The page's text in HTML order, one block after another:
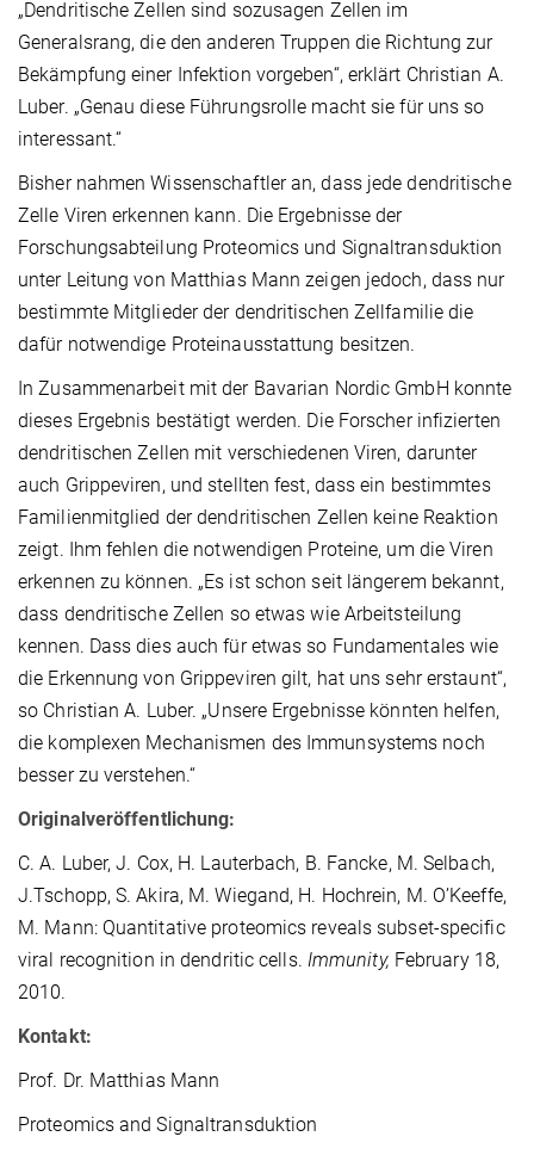
„Dendritische Zellen sind sozusagen Zellen im
Generalsrang, die den anderen Truppen die Richtung zur
Bekämpfung einer Infektion vorgeben“, erklärt Christian A.
Luber. „Genau diese Führungsrolle macht sie für uns so
interessant.“
Bisher nahmen Wissenschaftler an, dass jede dendritische
Zelle Viren erkennen kann. Die Ergebnisse der
Forschungsabteilung Proteomics und Signaltransduktion
unter Leitung von Matthias Mann zeigen jedoch, dass nur
bestimmte Mitglieder der dendritischen Zellfamilie die
dafür notwendige Proteinausstattung besitzen.
In Zusammenarbeit mit der Bavarian Nordic GmbH konnte
dieses Ergebnis bestätigt werden. Die Forscher infizierten
dendritischen Zellen mit verschiedenen Viren, darunter
auch Grippeviren, und stellten fest, dass ein bestimmtes
Familienmitglied der dendritischen Zellen keine Reaktion
zeigt. Ihm fehlen die notwendigen Proteine, um die Viren
erkennen zu können. „Es ist schon seit längerem bekannt,
dass dendritische Zellen so etwas wie Arbeitsteilung
kennen. Dass dies auch für etwas so Fundamentales wie
die Erkennung von Grippeviren gilt, hat uns sehr erstaunt“,
so Christian A. Luber. „Unsere Ergebnisse könnten helfen,
die komplexen Mechanismen des Immunsystems noch
besser zu verstehen.“
Originalveröffentlichung:
C. A. Luber, J. Cox, H. Lauterbach, B. Fancke, M. Selbach,
J.Tschopp, S. Akira, M. Wiegand, H. Hochrein, M. O’Keeffe,
M. Mann: Quantitative proteomics reveals subset-specific
viral recognition in dendritic cells. Immunity, February 18,
2010.
Kontakt:
Prof. Dr. Matthias Mann
Proteomics and Signaltransduktion